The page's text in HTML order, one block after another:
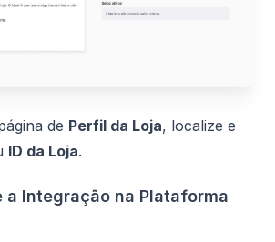
de Perfil da Loja, localize e
ID da Loja.
a Integração na Plataforma